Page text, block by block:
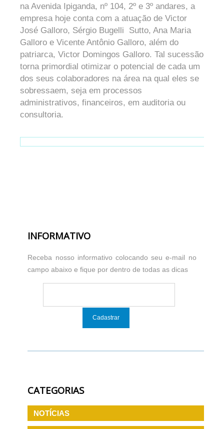
na Avenida Ipiganda, nº 104, 2º e 3º andares, a
empresa hoje conta com a atuação de Victor
José Galloro, Sérgio Bugelli Sutto, Ana Maria
Galloro e Vicente Antônio Galloro, além do
patriarca, Victor Domingos Galloro. Tal sucessão
torna primordial otimizar o potencial de cada um
dos seus colaboradores na área na qual eles se
sobressaem, seja em processos
administrativos, financeiros, em auditoria ou
consultoria.
INFORMATIVO
Receba nosso informativo colocando seu e-mail no
campo abaixo e fique por dentro de todas as dicas
CATEGORIAS
NOTÍCIAS